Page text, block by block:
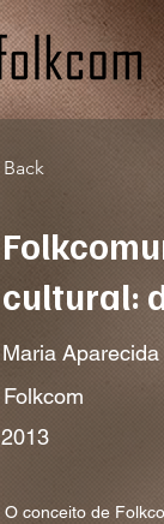
Back
cultural:
Maria
Folkcom
2013
O conceito de